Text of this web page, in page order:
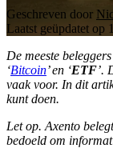
Geschreven door
Laatst geüpdatet op
De meeste
‘Bitcoin’ en ‘ETF’.
vaak voor. In dit
kunt doen.
Let op. Axento
bedoeld om